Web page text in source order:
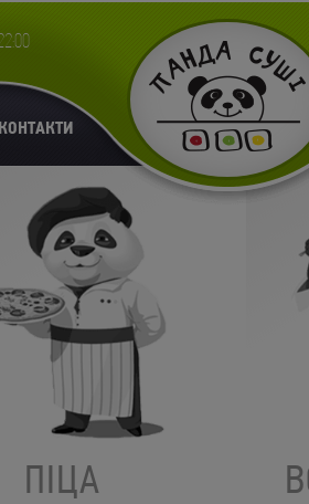
КОНТАКТИ
ПІЦА